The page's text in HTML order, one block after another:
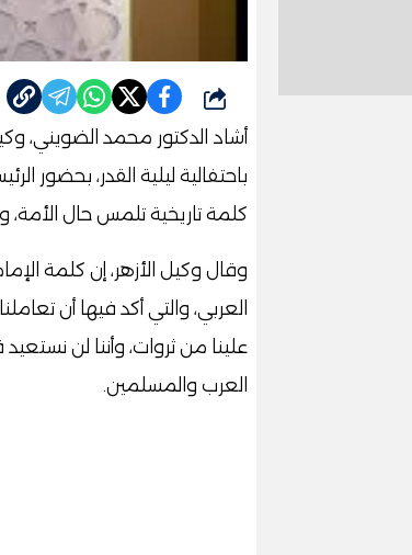
شارك
أشاد الدكتور محمد الضويني،
باحتفالية ليلية القدر، بحضور
كلمة تاريخية تلمس حال الأمة،
وقال وكيل الأزهر، إن كلمة
العربي، والتي أكد فيها أن
علينا من ثروات، وأننا لن
العرب والمسلمين.